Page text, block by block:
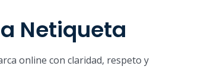
Netiqueta
online con claridad, respeto y